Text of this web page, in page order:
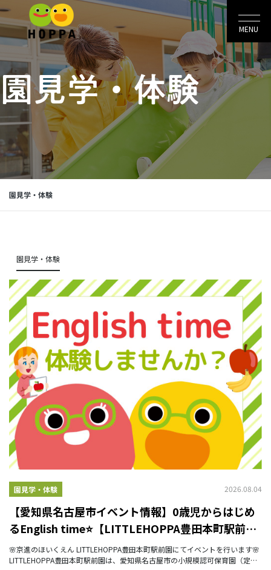
MENU
園見学・体験
園見学・体験
園見学・体験
園見学・体験 2026.08.04
【愛知県名古屋市イベント情報】0歳児からはじめ
るEnglish time⭐【LITTLEHOPPA豊田本町駅前
園】
🌸京進のほいくえん LITTLEHOPPA豊田本町駅前園にてイベントを行います🌸
LITTLEHOPPA豊田本町駅前園は、愛知県名古屋市の小規模認可保育園（定員